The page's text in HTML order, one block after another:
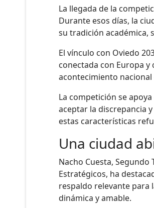
La llegada de la
Durante esos días, la
su tradición académica,
El vínculo con Oviedo
conectada con Europa
acontecimiento
La competición se
aceptar la discrepancia
estas características
Una ciudad
Nacho Cuesta,
Estratégicos, ha
respaldo relevante para
dinámica y amable.